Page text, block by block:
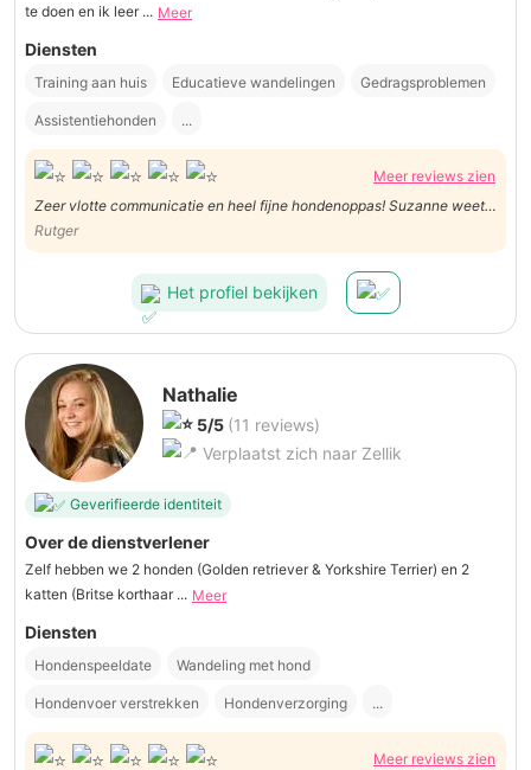
te doen en ik leer ... Meer
Diensten
Training aan huis Educatieve wandelingen Gedragsproblemen
Assistentiehonden ...
Meer reviews zien
Zeer vlotte communicatie en heel fijne hondenoppas! Suzanne weet
waar ze mee bezig is! :-)
Rutger
Het profiel bekijken
Nathalie
5/5 (11 reviews)
Verplaatst zich naar Zellik
Geverifieerde identiteit
Over de dienstverlener
Zelf hebben we 2 honden (Golden retriever & Yorkshire Terrier) en 2
katten (Britse korthaar ... Meer
Diensten
Hondenspeeldate Wandeling met hond
Hondenvoer verstrekken Hondenverzorging ...
Meer reviews zien